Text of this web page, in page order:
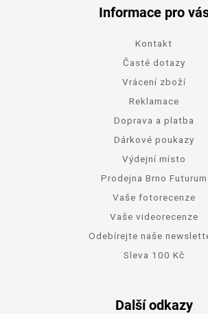
Informace pro
Kontakt
Časté dotazy
Vrácení zboží
Reklamace
Doprava a platba
Dárkové poukazy
Výdejní místo
Prodejna Brno Futurum
Vaše fotorecenze
Vaše videorecenze
Odebírejte naše
Sleva 100 Kč
Další odkazy